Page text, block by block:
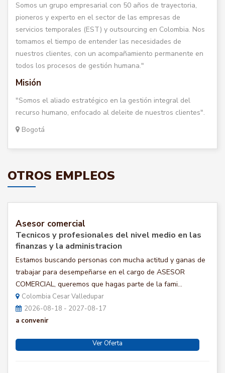
Somos un grupo empresarial con 50 años de trayectoria,
pioneros y experto en el sector de las empresas de
servicios temporales (EST) y outsourcing en Colombia. Nos
tomamos el tiempo de entender las necesidades de
nuestros clientes, con un acompañamiento permanente en
todos los procesos de gestión humana."
Misión
"Somos el aliado estratégico en la gestión integral del
recurso humano, enfocado al deleite de nuestros clientes".
Bogotá
OTROS EMPLEOS
Asesor comercial
Tecnicos y profesionales del nivel medio en las
finanzas y la administracion
Estamos buscando personas con mucha actitud y ganas de
trabajar para desempeñarse en el cargo de ASESOR
COMERCIAL, queremos que hagas parte de la fami...
Colombia Cesar Valledupar
2026-08-18 - 2027-08-17
a convenir
Ver Oferta